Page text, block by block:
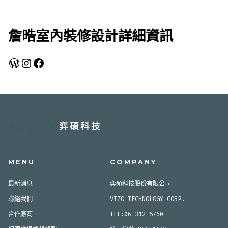
詹晧室內裝修設計詳細資訊
WordPress
Instagram
Facebook
弈碩科技
MENU
最新消息
聯絡我們
合作廠商
COMPANY
弈碩科技股份有限公司
VIZO TECHNOLOGY CORP.
TEL:06-312-5760